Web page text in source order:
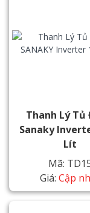
Thanh Lý Tủ
Sanaky
Lít
Mã:
Giá: Cập